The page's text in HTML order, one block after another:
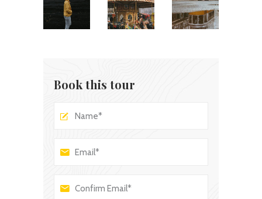
Book this tour